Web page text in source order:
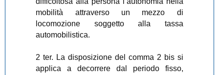
mobilità attraverso un mezzo di
locomozione soggetto alla tassa
automobilistica.
2 ter. La disposizione del comma 2 bis si
applica a decorrere dal periodo fisso,